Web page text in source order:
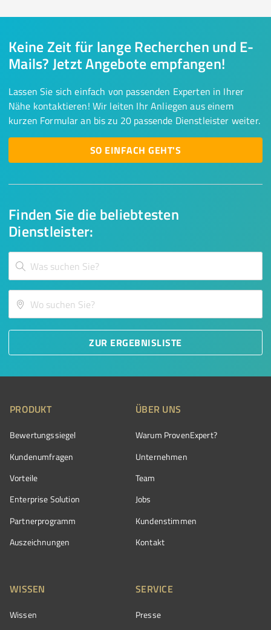
Finden Sie die beliebtesten
Dienstleister:
ZUR ERGEBNISLISTE
Keine Zeit für lange Recherchen und E-
Mails? Jetzt Angebote empfangen!
Lassen Sie sich einfach von passenden Experten in Ihrer
Nähe kontaktieren! Wir leiten Ihr Anliegen aus einem
kurzen Formular an bis zu 20 passende Dienstleister weiter.
SO EINFACH GEHT'S
PRODUKT
Bewertungssiegel
Kundenumfragen
Vorteile
Enterprise Solution
Partnerprogramm
Auszeichnungen
ÜBER UNS
Warum ProvenExpert?
Unternehmen
Team
Jobs
Kundenstimmen
Kontakt
WISSEN
Wissen
SERVICE
Presse